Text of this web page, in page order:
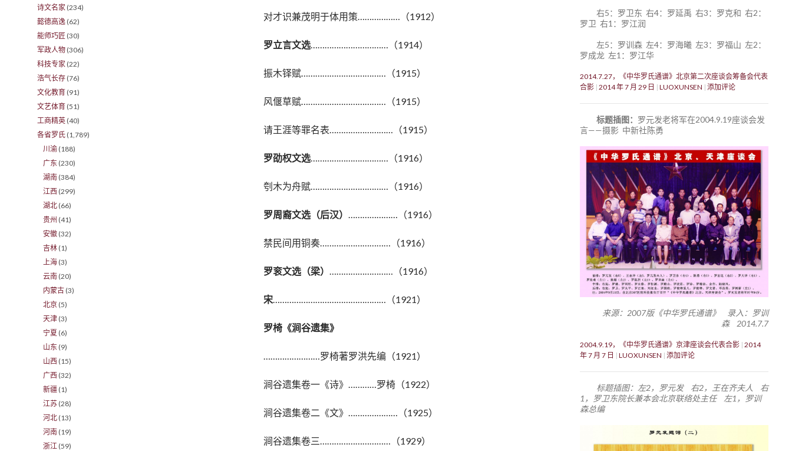
对才识兼茂明于体用策………………（1912）
罗立言文选……………………………（1914）
振木铎赋………………………………（1915）
风偃草赋………………………………（1915）
请王涯等罪名表………………………（1915）
罗劭权文选……………………………（1916）
刳木为舟赋……………………………（1916）
罗周裔文选（后汉） …………………（1916）
禁民间用铜奏…………………………（1916）
罗衮文选（梁） ………………………（1916）
宋…………………………………………（1921）
罗椅《涧谷遗集》
……………………罗椅著罗洪先编（1921）
涧谷遗集卷一《诗》…………罗椅（1922）
涧谷遗集卷二《文》…………………（1925）
涧谷遗集卷三…………………………（1929）
右5：罗卫东 右4：罗延禹 右3：罗克和 右2：
罗卫 右1：罗江润
左5：罗训森 左4：罗海曦 左3：罗福山 左2：
罗成龙 左1：罗江华
2014.7.27，《中华罗氏通谱》北京第二次座谈会筹备会代表
合影 2014 年 7 月 29 日 LUOXUNSEN 添加评论
标题插图： 罗元发老将军在2004.9.19座谈会发
言——摄影 中新社陈勇
来源：2007版《中华罗氏通谱》 录入：罗训
森 2014.7.7
2004.9.19，《中华罗氏通谱》京津座谈会代表合影 2014
年 7 月 7 日
LUOXUNSEN 添加评论
标题插图：左2，罗元发 右2，王在齐夫人 右
1，罗卫东院长兼本会北京联络处主任 左1，罗训
森总编
诗文名家 (234)
懿德高逸 (62)
能师巧匠 (30)
军政人物 (306)
科技专家 (22)
浩气长存 (76)
文化教育 (91)
文艺体育 (51)
工商精英 (40)
各省罗氏 (1,789)
川渝 (188)
广东 (230)
湖南 (384)
江西 (299)
湖北 (66)
贵州 (41)
安徽 (32)
吉林 (1)
上海 (3)
云南 (20)
内蒙古 (3)
北京 (5)
天津 (3)
宁夏 (6)
山东 (9)
山西 (15)
广西 (32)
新疆 (1)
江苏 (28)
河北 (13)
河南 (19)
浙江 (59)